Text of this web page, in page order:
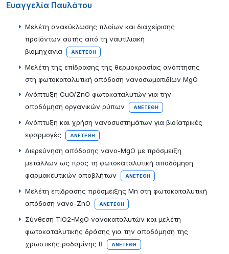
Ευαγγελία Παυλάτου
Μελέτη ανακύκλωσης πλοίων και διαχείρισης
προϊόντων αυτής από τη ναυτιλιακή
βιομηχανία
ΑΝΕΤΈΘΗ
Μελέτη της επίδρασης της θερμοκρασίας ανόπτησης
στη φωτοκαταλυτική απόδοση νανοσωματιδίων MgO
Ανάπτυξη CuO/ZnO φωτοκαταλυτών για την
αποδόμηση οργανικών ρύπων
ΑΝΕΤΈΘΗ
Ανάπτυξη και χρήση νανοσυστημάτων για βιοϊατρικές
εφαρμογές
ΑΝΕΤΈΘΗ
Διερεύνηση απόδοσης νανο-MgO με πρόσμειξη
μετάλλων ως προς τη φωτοκαταλυτική αποδόμηση
φαρμακευτικών αποβλήτων
ΑΝΕΤΈΘΗ
Μελέτη επίδρασης πρόσμειξης Mn στη φωτοκαταλυτική
απόδοση νανο-ZnO
ΑΝΕΤΈΘΗ
Σύνθεση TiO2-MgO νανοκαταλυτών και μελέτη
φωτοκαταλυτικής δράσης για την αποδόμηση της
χρωστικής ροδαμίνης Β
ΑΝΕΤΈΘΗ